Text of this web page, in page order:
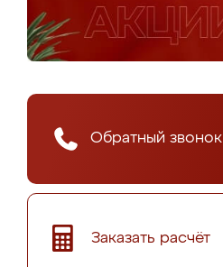
Обратный звонок
Заказать расчёт